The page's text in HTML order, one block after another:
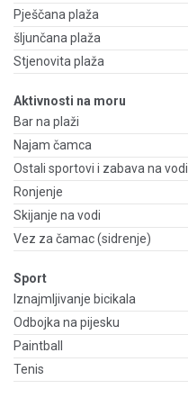
Pješčana plaža
šljunčana plaža
Stjenovita plaža
Aktivnosti na moru
Bar na plaži
Najam čamca
Ostali sportovi i zabava na vodi
Ronjenje
Skijanje na vodi
Vez za čamac (sidrenje)
Sport
Iznajmljivanje bicikala
Odbojka na pijesku
Paintball
Tenis